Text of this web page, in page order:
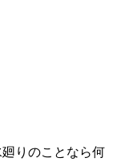
りのことなら何